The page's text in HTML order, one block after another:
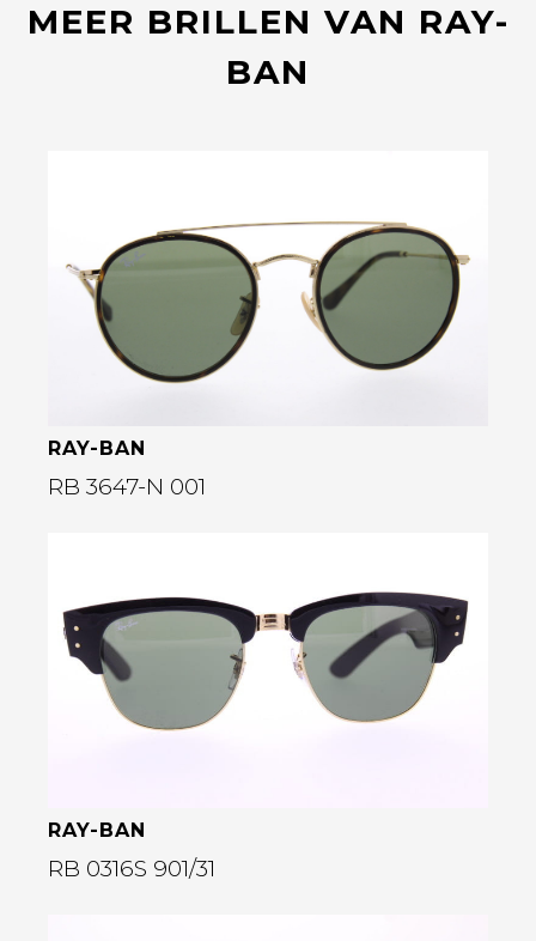
MEER BRILLEN VAN RAY-
BAN
RAY-BAN
RB 3647-N 001
Bekijk deze bril
RAY-BAN
RB 0316S 901/31